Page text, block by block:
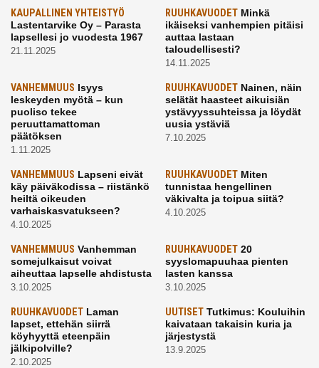
KAUPALLINEN YHTEISTYÖ
Lastentarvike Oy – Parasta
lapsellesi jo vuodesta 1967
21.11.2025
RUUHKAVUODETMinkä
ikäiseksi vanhempien pitäisi
auttaa lastaan
taloudellisesti?
14.11.2025
VANHEMMUUS Isyys
leskeyden myötä – kun
puoliso tekee
peruuttamattoman
päätöksen
1.11.2025
RUUHKAVUODETNainen, näin
selätät haasteet aikuisiän
ystävyyssuhteissa ja löydät
uusia ystäviä
7.10.2025
VANHEMMUUS Lapseni eivät
käy päiväkodissa – riistänkö
heiltä oikeuden
varhaiskasvatukseen?
4.10.2025
RUUHKAVUODETMiten
tunnistaa hengellinen
väkivalta ja toipua siitä?
4.10.2025
VANHEMMUUS Vanhemman
somejulkaisut voivat
aiheuttaa lapselle ahdistusta
3.10.2025
RUUHKAVUODET20
syyslomapuuhaa pienten
lasten kanssa
3.10.2025
RUUHKAVUODET Laman
lapset, ettehän siirrä
köyhyyttä eteenpäin
jälkipolville?
2.10.2025
UUTISETTutkimus: Kouluihin
kaivataan takaisin kuria ja
järjestystä
13.9.2025